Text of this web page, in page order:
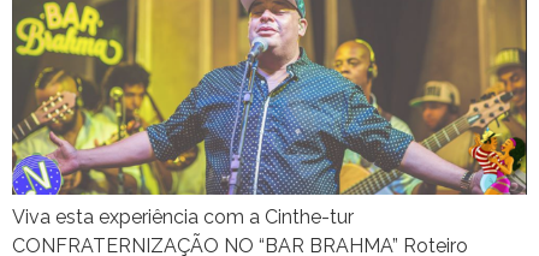
Viva esta experiência com a Cinthe-tur
CONFRATERNIZAÇÃO NO “BAR BRAHMA” Roteiro